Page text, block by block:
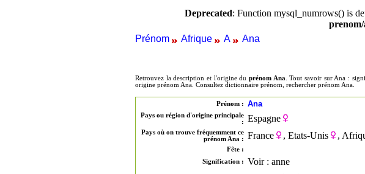
Deprecated: Function mysql_numrows() is
Prénom
Afrique A Ana
Retrouvez la description et l'origine duprénom Ana . Tout savoir sur Ana :
origine prénom Ana. Consultez dictionnaire prénom, rechercher prénom Ana.
Prénom : Ana
Pays ou région d'origine principale
:
Espagne
Pays où on trouve fréquemment ce
prénom Ana :
France , Etats-Unis ,
Fête :
Signification :
Voir : anne